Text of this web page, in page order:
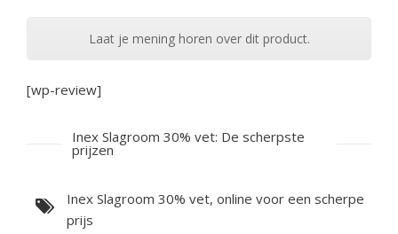
Laat je mening horen over dit product.
[wp-review]
Inex Slagroom 30% vet: De scherpste
prijzen
Inex Slagroom 30% vet, online voor een scherpe
prijs